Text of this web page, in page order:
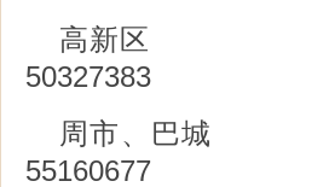
高新区 劳动
50327383
周市、巴城 劳
55160677